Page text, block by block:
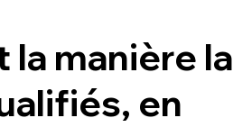
manière la
en